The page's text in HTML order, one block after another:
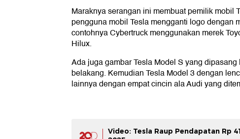
Maraknya serangan ini membuat pemilik mobil
pengguna mobil Tesla mengganti logo dengan
contohnya Cybertruck menggunakan merek
Hilux.
Ada juga gambar Tesla Model S yang
belakang. Kemudian Tesla Model 3 dengan
lainnya dengan empat cincin ala Audi yang
Video: Tesla Raup Pendapatan Rp